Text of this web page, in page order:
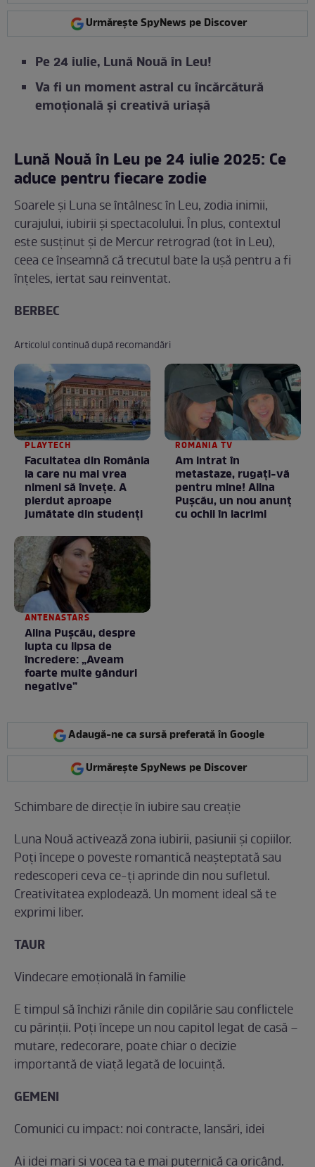
Urmărește SpyNews pe Discover
Pe 24 iulie, Lună Nouă în Leu!
Va fi un moment astral cu încărcătură
emoțională și creativă uriașă
Lună Nouă în Leu pe 24 iulie 2025: Ce
aduce pentru fiecare zodie
Soarele și Luna se întâlnesc în Leu, zodia inimii,
curajului, iubirii și spectacolului. În plus, contextul
este susținut și de Mercur retrograd (tot în Leu),
ceea ce înseamnă că trecutul bate la ușă pentru a fi
înțeles, iertat sau reinventat.
BERBEC
Articolul continuă după recomandări
PLAYTECH
Facultatea din România
la care nu mai vrea
nimeni să înveţe. A
pierdut aproape
jumătate din studenţi
ROMANIA TV
Am intrat în
metastaze, rugaţi-vă
pentru mine! Alina
Puşcău, un nou anunţ
cu ochii în lacrimi
ANTENASTARS
Alina Pușcău, despre
lupta cu lipsa de
încredere: „Aveam
foarte multe gânduri
negative”
Adaugă-ne ca sursă preferată în Google
Urmărește SpyNews pe Discover
Schimbare de direcție în iubire sau creație
Luna Nouă activează zona iubirii, pasiunii și copiilor.
Poți începe o poveste romantică neașteptată sau
redescoperi ceva ce-ți aprinde din nou sufletul.
Creativitatea explodează. Un moment ideal să te
exprimi liber.
TAUR
Vindecare emoțională în familie
E timpul să închizi rănile din copilărie sau conflictele
cu părinții. Poți începe un nou capitol legat de casă –
mutare, redecorare, poate chiar o decizie
importantă de viață legată de locuință.
GEMENI
Comunici cu impact: noi contracte, lansări, idei
Ai idei mari și vocea ta e mai puternică ca oricând.